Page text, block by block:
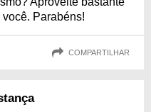
Parabéns!
COMPARTILHAR